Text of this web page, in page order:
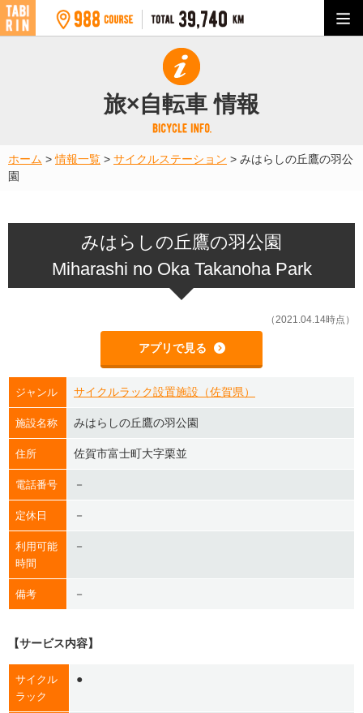
旅×自転車 情報
ホーム >情報一覧 > サイクルステーション > みはらしの丘鷹の羽公
園
みはらしの丘鷹の羽公園
Miharashi no Oka Takanoha Park
（2021.04.14時点）
アプリで見る
ジャンル サイクルラック設置施設（佐賀県）
施設名称 みはらしの丘鷹の羽公園
住所 佐賀市富士町大字栗並
電話番号 －
定休日 －
利用可能
時間
－
備考 －
【サービス内容】
サイクル
ラック
●